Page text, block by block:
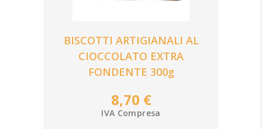
BISCOTTI ARTIGIANALI AL
CIOCCOLATO EXTRA
FONDENTE 300g
8,70 €
IVA Compresa